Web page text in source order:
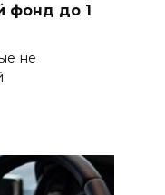
фонд до 1
не